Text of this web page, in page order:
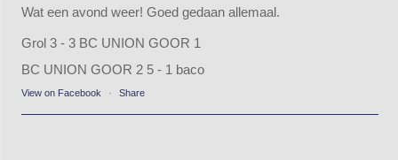
Wat een avond weer! Goed gedaan allemaal.
Grol 3 - 3 BC UNION GOOR 1
BC UNION GOOR 2 5 - 1 baco
View on Facebook · Share